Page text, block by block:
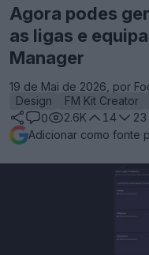
Agora podes
as ligas e
Manager
19 de Mai de 2026, por
Design
FM Kit Creator
0
2.6K 14
23
Adicionar como fonte